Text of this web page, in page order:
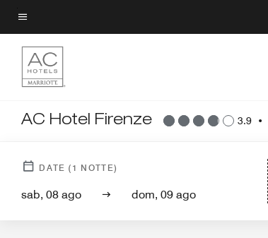
Skip
to
main
content
Testo del menu
AC Hotel Firenze 3.9 •
DATE ( 1 NOTTE)
sab, 08 ago dom, 09 ago